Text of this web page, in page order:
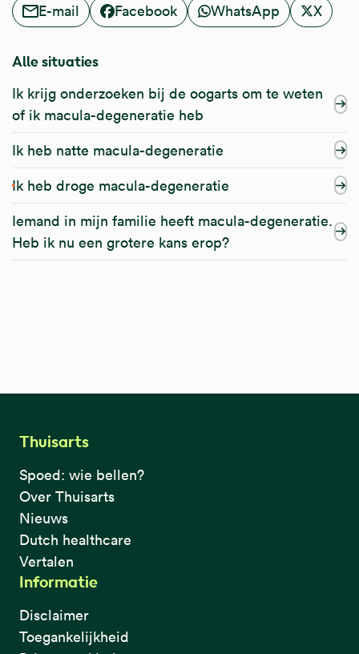
E-mail
Facebook WhatsApp X
Alle situaties
Ik krijg onderzoeken bij de oogarts om te weten
of ik macula-degeneratie heb
Ik heb natte macula-degeneratie
Ik heb droge macula-degeneratie
Iemand in mijn familie heeft macula-degeneratie.
Heb ik nu een grotere kans erop?
Thuisarts
Spoed: wie bellen?
Over Thuisarts
Nieuws
Dutch healthcare
Vertalen
Informatie
Disclaimer
Toegankelijkheid